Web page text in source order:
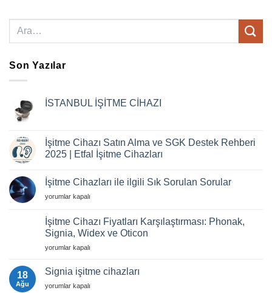
Son Yazılar
İSTANBUL İŞİTME CİHAZI
İŞİTME
CİHAZI
İşitme Cihazı Satın Alma ve SGK Destek Rehberi
2025 | Etfal İşitme Cihazları
İşitme
Cihazı
Satın
SGK
Destek
Rehberi
2025
|
İşitme
Cihazları
İşitme Cihazları ile ilgili Sık Sorulan Sorular
İşitme
ile
ilgili
Sık
Sorulan
için
yorumlar kapalı
İşitme Cihazı Fiyatları Karşılaştırması: Phonak,
Signia, Widex ve Oticon
İşitme
Fiyatları
Karşılaştırması:
Phonak,
yorumlar kapalı
18
Ağu
Signia işitme cihazları
Signia
yorumlar kapalı